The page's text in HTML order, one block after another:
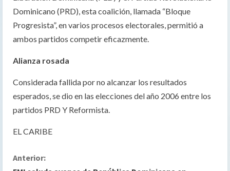
Dominicano (PRD), esta coalición, llamada “Bloque
Progresista”, en varios procesos electorales, permitió a
ambos partidos competir eficazmente.
Alianza rosada
Considerada fallida por no alcanzar los resultados
esperados, se dio en las elecciones del año 2006 entre los
partidos PRD Y Reformista.
EL CARIBE
S
Anterior: